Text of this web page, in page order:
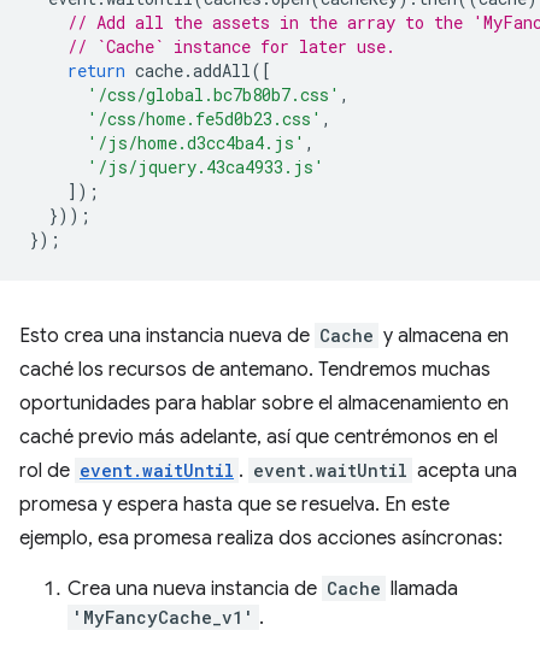
// Add all the assets in the array to the
// `Cache` instance for later use.
return cache.addAll([
'/css/global.bc7b80b7.css' ,
'/css/home.fe5d0b23.css' ,
'/js/home.d3cc4ba4.js' ,
'/js/jquery.43ca4933.js'
]);
}));
});
Esto crea una instancia nueva de Cache y almacena en
caché los recursos de antemano. Tendremos muchas
oportunidades para hablar sobre el almacenamiento en
caché previo más adelante, así que centrémonos en el
rol de event.waitUntil . event.waitUntil acepta una
promesa y espera hasta que se resuelva. En este
ejemplo, esa promesa realiza dos acciones asíncronas:
Crea una nueva instancia de Cache llamada
'MyFancyCache_v1' .